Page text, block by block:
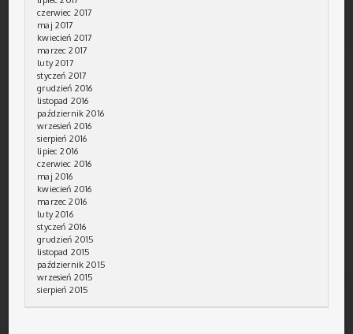
czerwiec 2017
maj 2017
kwiecień 2017
marzec 2017
luty 2017
styczeń 2017
grudzień 2016
listopad 2016
październik 2016
wrzesień 2016
sierpień 2016
lipiec 2016
czerwiec 2016
maj 2016
kwiecień 2016
marzec 2016
luty 2016
styczeń 2016
grudzień 2015
listopad 2015
październik 2015
wrzesień 2015
sierpień 2015